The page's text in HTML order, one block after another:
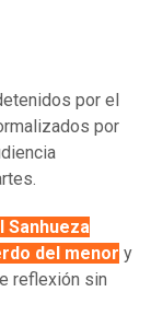
por el
por
Sanhueza
del menor y
reflexión sin